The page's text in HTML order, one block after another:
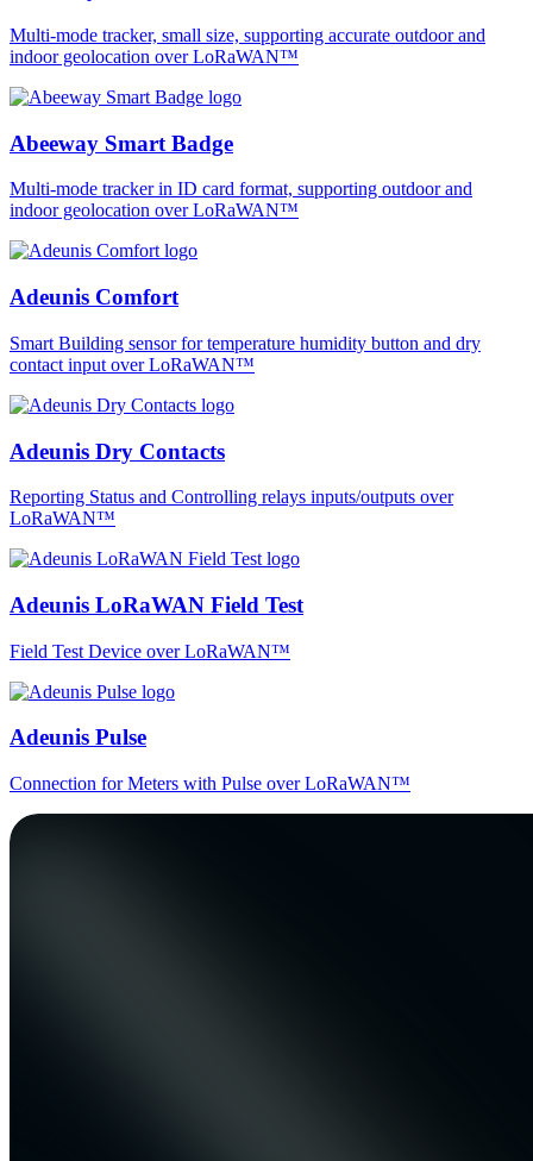
Multi-mode tracker, small size, supporting accurate outdoor and
indoor geolocation over LoRaWAN™
Abeeway Smart Badge
Multi-mode tracker in ID card format, supporting outdoor and
indoor geolocation over LoRaWAN™
Adeunis Comfort
Smart Building sensor for temperature humidity button and dry
contact input over LoRaWAN™
Adeunis Dry Contacts
Reporting Status and Controlling relays inputs/outputs over
LoRaWAN™
Adeunis LoRaWAN Field Test
Field Test Device over LoRaWAN™
Adeunis Pulse
Connection for Meters with Pulse over LoRaWAN™